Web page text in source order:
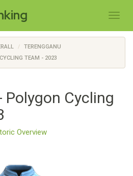
TERENGGANU
TEAM - 2023
Polygon Cycling
Overview